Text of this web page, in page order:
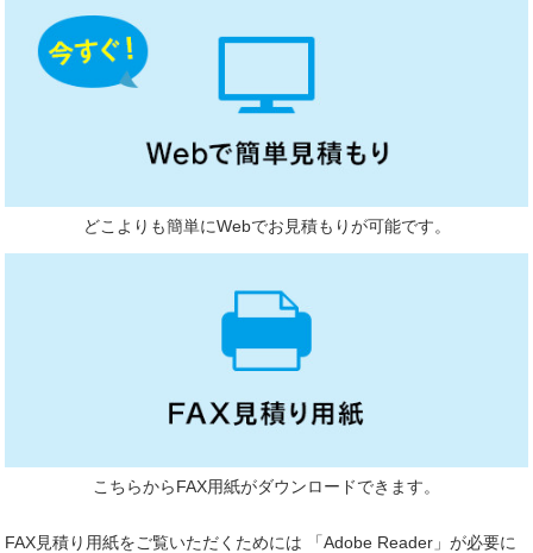
どこよりも簡単にWebでお見積もりが可能です。
こちらからFAX用紙がダウンロードできます。
FAX見積り用紙をご覧いただくためには 「Adobe Reader」が必要に